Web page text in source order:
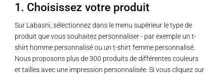
1. Choisissez votre produit
Sur Labasni, sélectionnez dans le menu supérieur le type de
produit que vous souhaitez personnaliser - par exemple un t-
shirt homme personnalisé ou un t-shirt femme personnalisé.
Nous proposons plus de 300 produits de différentes couleurs
et tailles avec une impression personnalisée. Si vous cliquez sur